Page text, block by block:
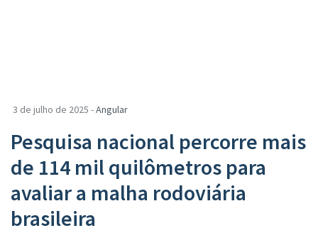
3 de julho de 2025 -Angular
Pesquisa nacional percorre mais
de 114 mil quilômetros para
avaliar a malha rodoviária
brasileira